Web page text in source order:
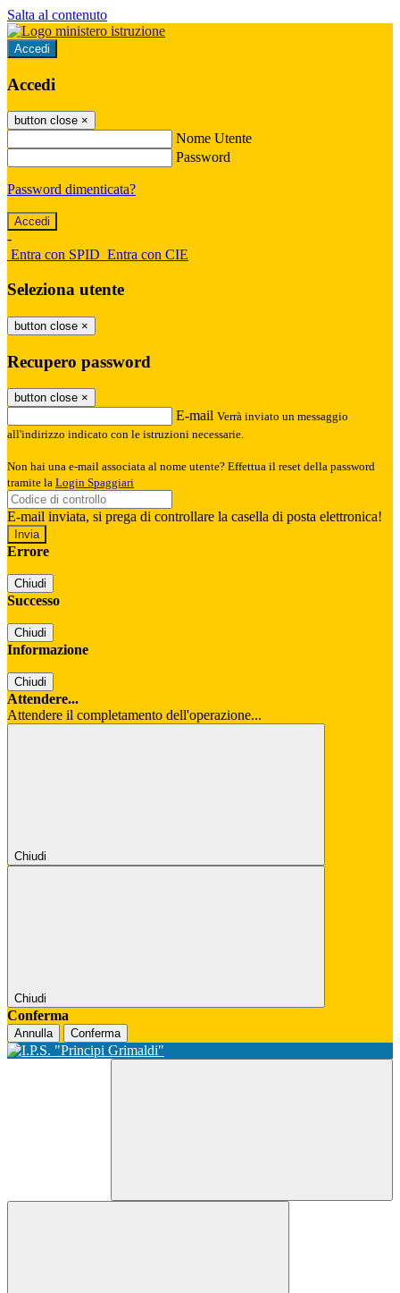
Salta al contenuto
Accedi
Accedi
button close ×
Nome Utente
Password
Password dimenticata?
-
Entra con SPID Entra con CIE
Seleziona utente
button close ×
Recupero password
button close ×
E-mail Verrà inviato un messaggio
all'indirizzo indicato con le istruzioni necessarie.
Non hai una e-mail associata al nome utente? Effettua il reset della password
tramite la Login Spaggiari
E-mail inviata, si prega di controllare la casella di posta elettronica!
Errore
Chiudi
Successo
Chiudi
Informazione
Chiudi
Attendere...
Attendere il completamento dell'operazione...
Chiudi
Chiudi
Conferma
Annulla Conferma